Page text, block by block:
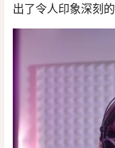
出了令人印象深刻的